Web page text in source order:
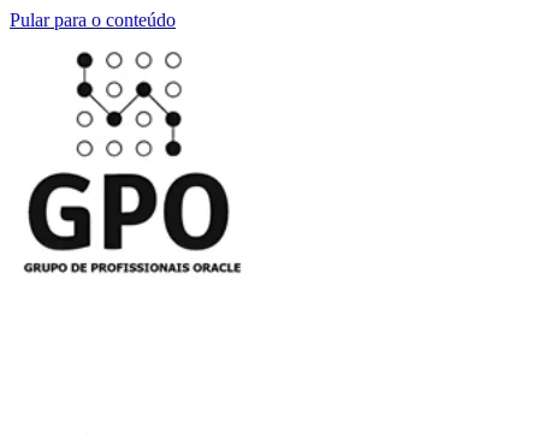
Pular para o conteúdo